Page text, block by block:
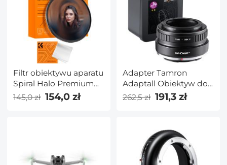
Filtr obiektywu aparatu
Spiral Halo Premium
Optical Glass Halo
Swirl Special Effect
145,0 zł 154,0 zł
Adapter Tamron
Adaptall Obiektyw do
Nikon Z Aparat
262,5 zł 191,3 zł